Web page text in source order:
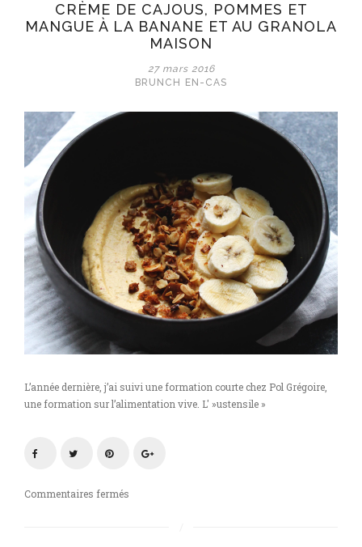
CRÈME DE CAJOUS, POMMES ET
MANGUE À LA BANANE ET AU GRANOLA
MAISON
27 mars 2016
BRUNCH
EN-CAS
L’année dernière, j’ai suivi une formation courte chez Pol Grégoire,
une formation sur l’alimentation vive. L' »ustensile »
Commentaires fermés